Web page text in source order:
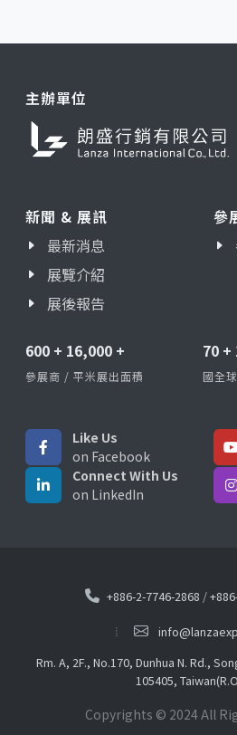
主辦單位
新聞 & 展訊
最新消息
展覽介紹
展後報告
參
600 + 16,000 +
參展商 / 平米展出面積
70 +
國全
Like Us
on Facebook
Connect With Us
on LinkedIn
+886-2-7746-2868 /
Rm. A, 2F., No.170, Dunhua N. Rd.,
105405,
Copyrights © 2024 All